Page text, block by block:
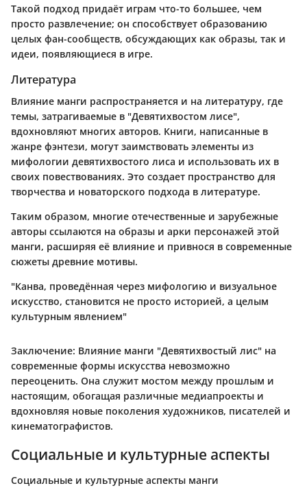
Такой подход придаёт играм что-то большее, чем
просто развлечение; он способствует образованию
целых фан-сообществ, обсуждающих как образы, так и
идеи, появляющиеся в игре.
Литература
Влияние манги распространяется и на литературу, где
темы, затрагиваемые в "Девятихвостом лисе",
вдохновляют многих авторов. Книги, написанные в
жанре фэнтези, могут заимствовать элементы из
мифологии девятихвостого лиса и использовать их в
своих повествованиях. Это создает пространство для
творчества и новаторского подхода в литературе.
Таким образом, многие отечественные и зарубежные
авторы ссылаются на образы и арки персонажей этой
манги, расширяя её влияние и привнося в современные
сюжеты древние мотивы.
"Канва, проведённая через мифологию и визуальное
искусство, становится не просто историей, а целым
культурным явлением"
Заключение: Влияние манги "Девятихвостый лис" на
современные формы искусства невозможно
переоценить. Она служит мостом между прошлым и
настоящим, обогащая различные медиапроекты и
вдохновляя новые поколения художников, писателей и
кинематографистов.
Социальные и культурные аспекты
Социальные и культурные аспекты манги